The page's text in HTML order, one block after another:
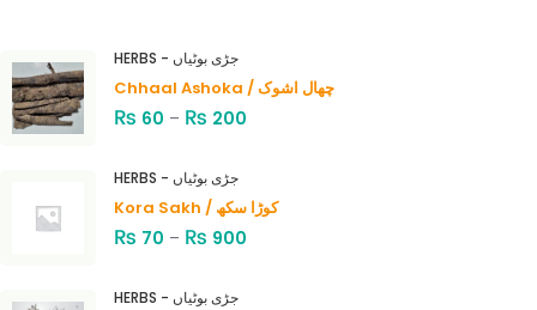
HERBS - جڑی بوٹیاں
Chhaal Ashoka / چھال اشوک
₨ 60 – ₨ 200
HERBS - جڑی بوٹیاں
Kora Sakh / کوڑا سکھ
₨ 70 – ₨ 900
HERBS - جڑی بوٹیاں